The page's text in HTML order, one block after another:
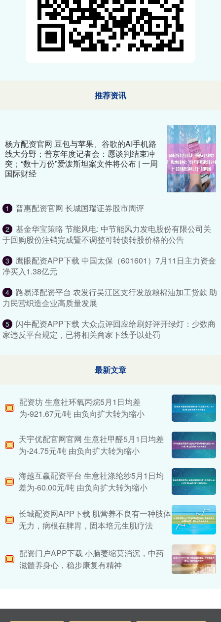
推荐资讯
杨方配资官网 豆包与苹果、谷歌的AI手机路
线大分野；普京年度记者会：愿谈判结束冲
突；“数十万份”爱泼斯坦案文件将公布 | 一周
国际财经
1 普惠配资官网 长城国瑞证券股市周评
2
基金华宝策略 节能风电: 中节能风力发电股份有限公司关
于回购股份注销完成暨不调整可转债转股价格的公告
3
鹰眼配资APP下载 中国太保（601601）7月11日主力资金
净买入1.38亿元
4
路易泽配资平台 农发行吴江区支行发放粮棉油加工贷款 助
力民营织造企业高质量发展
5
闪牛配资APP下载 大众点评回应给刷好评开绿灯：少数商
家违反平台规定，已将相关商家下线予以处罚
最新文章
配资坊 生意社环氧丙烷5月1日均差
为-921.67元/吨 由负向扩大转为缩小
天宇优配官网官网 生意社甲醛5月1日均差
为-24.75元/吨 由负向扩大转为缩小
海越互赢配资平台 生意社涤纶纱5月1日均
差为-60.00元/吨 由负向扩大转为缩小
长城配资网APP下载 肌营养不良有一种肢体
无力，病根在脾胃，固本培元生肌疗法
配资门户APP下载 小脑萎缩莫消沉，中药
滋髓养身心，稳步康复有精神